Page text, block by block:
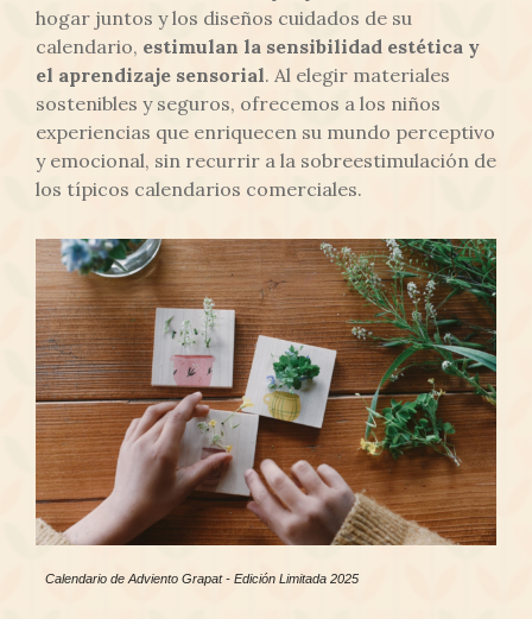
hogar juntos y los diseños cuidados de su
calendario, estimulan la sensibilidad estética y
el aprendizaje sensorial. Al elegir materiales
sostenibles y seguros, ofrecemos a los niños
experiencias que enriquecen su mundo perceptivo
y emocional, sin recurrir a la sobreestimulación de
los típicos calendarios comerciales.
Calendario de Adviento Grapat - Edición Limitada 2025